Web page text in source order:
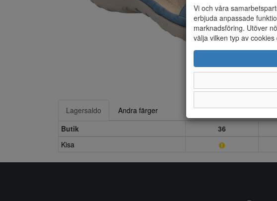
Lagersaldo
Andra färger
Butik
36
Kisa
Vi och våra
erbjuda anpassade
marknadsföring. Utöver
välja vilken typ av cookies